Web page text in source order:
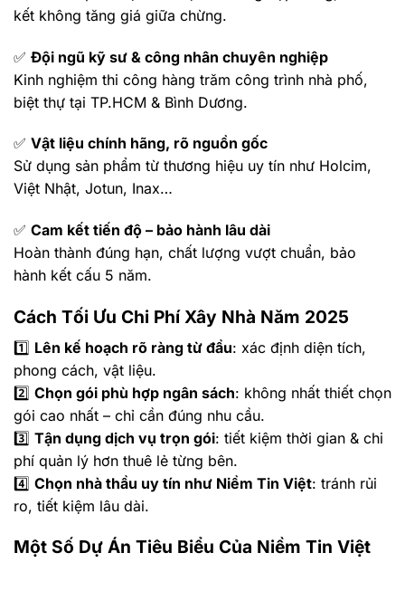
kết không tăng giá giữa chừng.
✅ Đội ngũ kỹ sư & công nhân chuyên nghiệp
Kinh nghiệm thi công hàng trăm công trình nhà phố,
biệt thự tại TP.HCM & Bình Dương.
✅ Vật liệu chính hãng, rõ nguồn gốc
Sử dụng sản phẩm từ thương hiệu uy tín như Holcim,
Việt Nhật, Jotun, Inax…
✅ Cam kết tiến độ – bảo hành lâu dài
Hoàn thành đúng hạn, chất lượng vượt chuẩn, bảo
hành kết cấu 5 năm.
Cách Tối Ưu Chi Phí Xây Nhà Năm 2025
1️⃣ Lên kế hoạch rõ ràng từ đầu: xác định diện tích,
phong cách, vật liệu.
2️⃣ Chọn gói phù hợp ngân sách: không nhất thiết chọn
gói cao nhất – chỉ cần đúng nhu cầu.
3️⃣ Tận dụng dịch vụ trọn gói: tiết kiệm thời gian & chi
phí quản lý hơn thuê lẻ từng bên.
4️⃣ Chọn nhà thầu uy tín như Niềm Tin Việt: tránh rủi
ro, tiết kiệm lâu dài.
Một Số Dự Án Tiêu Biểu Của Niềm Tin Việt